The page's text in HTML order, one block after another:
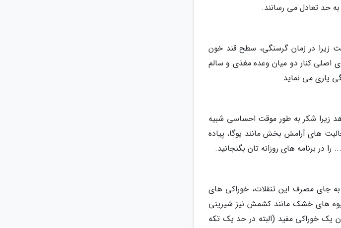
زیرا در زمان گرسنگی، سطح قند خون
ریزه خواری خصوصا تنقلات شیرین می گردد. 3 وعده غذای اصلی کنار دو میان وعده مغذی و سالم
یاری می نماید.
زیرا شکر به طور موقت احساسی شبیه
های آرامش بخش مانند یوگا، پیاده
برنامه های روزانه تان بگنجانید.
جای مصرف این تنقلات، خوراکی های
میوه های خشک مانند کشمش نیز شیرینی
یک خوراکی مفید (البته در حد یک تکه